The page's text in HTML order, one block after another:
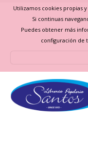
Utilizamos cookies propias
Si continuas
Puedes obtener más
configuración de